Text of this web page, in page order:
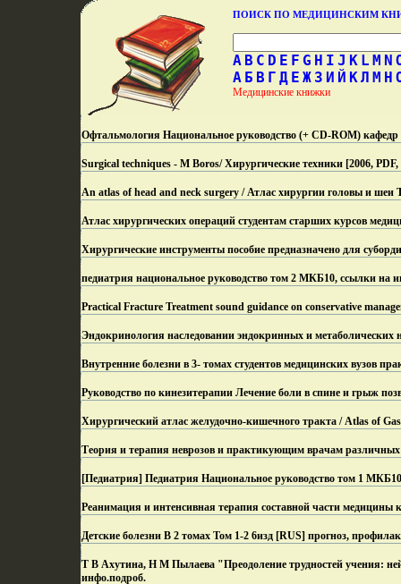
ПОИСК ПО МЕДИЦИНСКИМ
A B C D E F G H I J K L M N
А Б В Г Д Е Ж З И Й КЛ М Н
Медицинские книжки
Офтальмология Национальное руководство (+ CD-ROM)
Surgical techniques - M Boros/ Хирургические техники [2006,
An atlas of head and neck surgery / Атлас хирургии головы и шеи
Атлас хирургических операций студентам старших курсов
Хирургические инструменты пособие предназначено для
педиатрия национальное руководство том 2 МКБ10, ссылки на
Practical Fracture Treatment sound guidance on conservative
Эндокринология наследовании эндокринных и
Внутренние болезни в 3- томах студентов медицинских вузов
Руководство по кинезитерапии Лечение боли в спине и грыж
Хирургический атлас желудочно-кишечного тракта / Atlas of
Теория и терапия неврозов и практикующим врачам различных
[Педиатрия] Педиатрия Национальное руководство том 1
Реанимация и интенсивная терапия составной части медицины
Детские болезни В 2 томах Том 1-2 6изд [RUS] прогноз,
Т В Ахутина, Н М Пылаева "Преодоление трудностей учения:
инфо.подроб.